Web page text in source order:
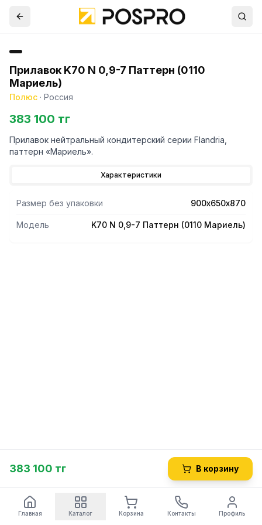
Прилавок K70 N 0,9-7 Паттерн (0110
Мариель)
Полюс · Россия
383 100 тг
Прилавок нейтральный кондитерский серии Flandria,
паттерн «Мариель».
Характеристики
Размер без упаковки 900х650х870
Модель K70 N 0,9-7 Паттерн (0110 Мариель)
383 100 тг В корзину
Главная Каталог Корзина Контакты Профиль